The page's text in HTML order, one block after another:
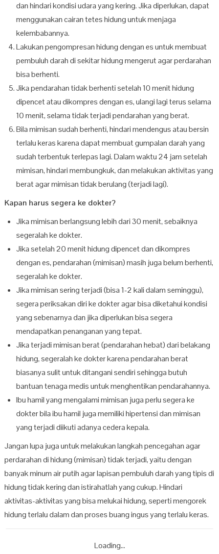
dan hindari kondisi udara yang kering. Jika diperlukan, dapat
menggunakan cairan tetes hidung untuk menjaga
kelembabannya.
Lakukan pengompresan hidung dengan es untuk membuat
pembuluh darah di sekitar hidung mengerut agar perdarahan
bisa berhenti.
Jika pendarahan tidak berhenti setelah 10 menit hidung
dipencet atau dikompres dengan es, ulangi lagi terus selama
10 menit, selama tidak terjadi pendarahan yang berat.
Bila mimisan sudah berhenti, hindari mendengus atau bersin
terlalu keras karena dapat membuat gumpalan darah yang
sudah terbentuk terlepas lagi. Dalam waktu 24 jam setelah
mimisan, hindari membungkuk, dan melakukan aktivitas yang
berat agar mimisan tidak berulang (terjadi lagi).
Kapan harus segera ke dokter?
Jika mimisan berlangsung lebih dari 30 menit, sebaiknya
segeralah ke dokter.
Jika setelah 20 menit hidung dipencet dan dikompres
dengan es, pendarahan (mimisan) masih juga belum berhenti,
segeralah ke dokter.
Jika mimisan sering terjadi (bisa 1-2 kali dalam seminggu),
segera periksakan diri ke dokter agar bisa diketahui kondisi
yang sebenarnya dan jika diperlukan bisa segera
mendapatkan penanganan yang tepat.
Jika terjadi mimisan berat (pendarahan hebat) dari belakang
hidung, segeralah ke dokter karena pendarahan berat
biasanya sulit untuk ditangani sendiri sehingga butuh
bantuan tenaga medis untuk menghentikan pendarahannya.
Ibu hamil yang mengalami mimisan juga perlu segera ke
dokter bila ibu hamil juga memiliki hipertensi dan mimisan
yang terjadi diikuti adanya cedera kepala.
Jangan lupa juga untuk melakukan langkah pencegahan agar
perdarahan di hidung (mimisan) tidak terjadi, yaitu dengan
banyak minum air putih agar lapisan pembuluh darah yang tipis di
hidung tidak kering dan istirahatlah yang cukup. Hindari
aktivitas-aktivitas yang bisa melukai hidung, seperti mengorek
hidung terlalu dalam dan proses buang ingus yang terlalu keras.
Loading...